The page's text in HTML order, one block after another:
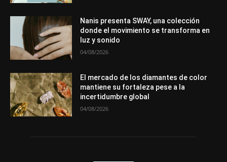
Nanis presenta SWAY, una colección
donde el movimiento se transforma en
luz y sonido
04/08/2026
El mercado de los diamantes de color
mantiene su fortaleza pese a la
incertidumbre global
04/08/2026